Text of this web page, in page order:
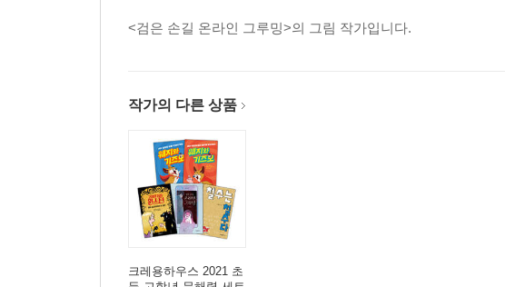
<검은 손길 온라인 그루밍>의 그림 작가입니다.
작가의 다른 상품
크레용하우스 2021 초